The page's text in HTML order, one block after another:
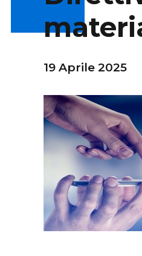
19 Aprile 2025